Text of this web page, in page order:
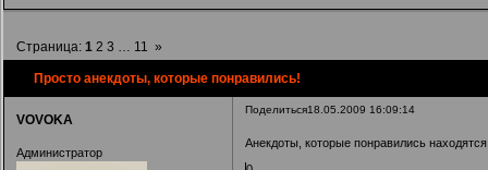
Просто анекдоты, которые понравились!
Страница: 1 2 3 … 11 »
Поделиться18.05.2009 16:09:14
VOVOKA
Администратор
Анекдоты, которые понравились находятся